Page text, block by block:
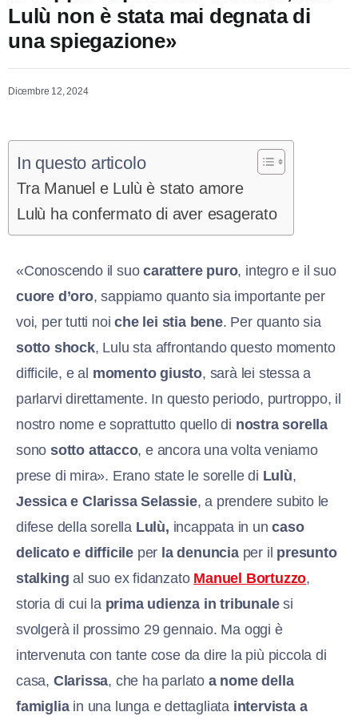
Lulù non è stata mai degnata di
una spiegazione»
Dicembre 12, 2024
In questo articolo
Tra Manuel e Lulù è stato amore
Lulù ha confermato di aver esagerato
«Conoscendo il suocarattere puro, integro e il suo
cuore d’oro, sappiamo quanto sia importante per
voi, per tutti noiche lei stia bene. Per quanto sia
sotto shock, Lulu sta affrontando questo momento
difficile, e al momento giusto, sarà lei stessa a
parlarvi direttamente. In questo periodo, purtroppo, il
nostro nome e soprattutto quello di nostra sorella
sono sotto attacco, e ancora una volta veniamo
prese di mira». Erano state le sorelle di Lulù,
Jessica e Clarissa Selassie, a prendere subito le
difese della sorella Lulù, incappata in uncaso
delicato e difficile per la denunciaper il presunto
stalking al suo ex fidanzato Manuel Bortuzzo,
storia di cui la prima udienza in tribunalesi
svolgerà il prossimo 29 gennaio. Ma oggi è
intervenuta con tante cose da dire la più piccola di
casa, Clarissa, che ha parlato a nome della
famigliain una lunga e dettagliata intervista a